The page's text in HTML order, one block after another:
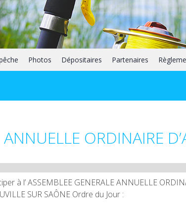
Photos Dépositaires Partenaires
ORDINAIRE
à l’ ASSEMBLEE GENERALE ANNUELLE
SUR SAÔNE Ordre du Jour :